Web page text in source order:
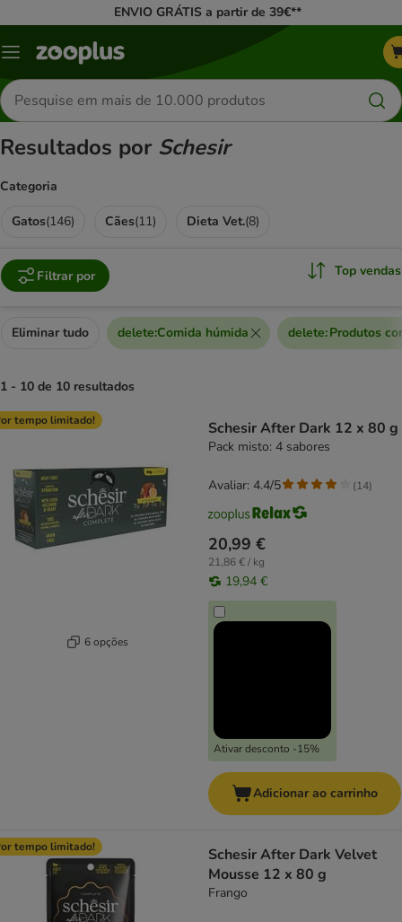
ENVIO GRÁTIS a partir de 39€**
Menu
Pesquisar
produtos
Resultados por Schesir
Categoria
Gatos(146) Cães(11) Dieta Vet.(8)
Filtrar por Top vendas
Eliminar tudo delete:Comida húmida delete:Produtos
1 - 10 de 10 resultados
product items have been changed
tempo limitado!
6 opções
Schesir After Dark 12 x 80 g
Pack misto: 4 sabores
20,99 €
21,86 € / kg
19,94 €
Ativar desconto -15%
Avaliar: 4.4/5 (14)
Adicionar ao carrinho
tempo limitado!
Schesir After Dark Velvet
Mousse 12 x 80 g
Frango